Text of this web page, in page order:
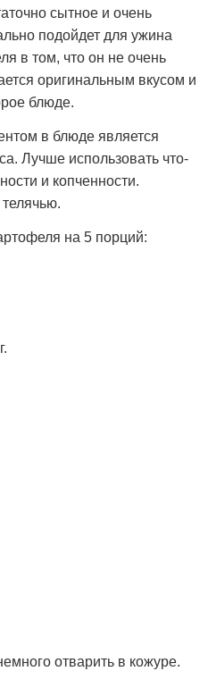
сытное и очень
подойдет для ужина
в том, что он не очень
оригинальным вкусом и
блюде.
в блюде является
Лучше использовать что-
и копченности.
на 5 порций:
отварить в кожуре.